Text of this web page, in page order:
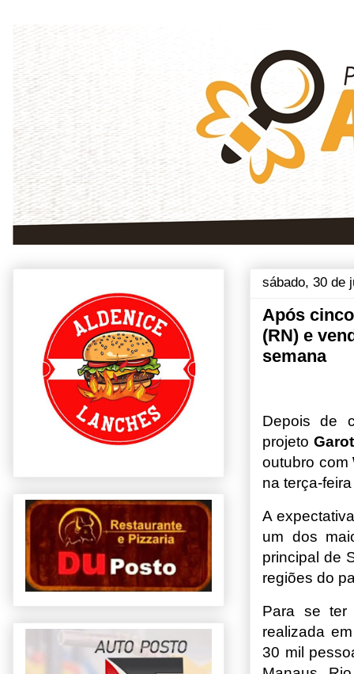
sábado, 30 de
Após
(RN) e
semana
Depois de
projeto
outubro com
na terça-
A
um dos
principal de
regiões do
Para se ter
realizada
30 mil